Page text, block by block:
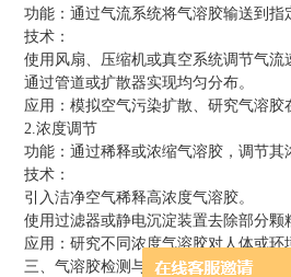
功能：通过气流系统将气溶胶输送到指
技术：
使用风扇、压缩机或真空系统调节气流
通过管道或扩散器实现均匀分布。
应用：模拟空气污染扩散、研究气溶胶
2.浓度调节
功能：通过稀释或浓缩气溶胶，调节其
技术：
引入洁净空气稀释高浓度气溶胶。
使用过滤器或静电沉淀装置去除部分颗
应用：研究不同浓度气溶胶对人体或环
三、气溶胶检测与分析